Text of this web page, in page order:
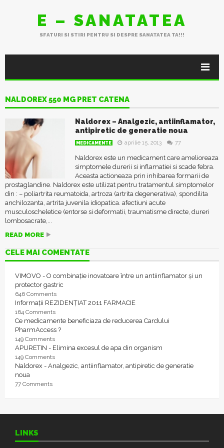
E – SANATATEA
SFATURI SI STIRI PENTRU SI DESPRE SANATATEA TA!!!
NALDOREX 550 MG PRET CATENA
Naldorex – Analgezic, antiinflamator,
antipiretic de generatie noua
MEDICAMENTE aprilie 15, 2013 77
Naldorex este un medicament care amelioreaza
simptomele durerii si inflamatiei si scade febra.
Aceasta actioneaza prin inhibarea formarii de
prostaglandine. Naldorex este utilizat pentru tratamentul simptomelor
din : – poliartrita reumatoida, artroza (artrita degenerativa), spondilita
anchilozanta, artrita juvenila idiopatica. afectiuni acute
musculoscheletice (entorse si deformatii, traumatisme directe, dureri
lombosacrate,...
READ MORE
CELE MAI COMENTATE
VIMOVO - O combinație inovatoare între un antiinflamator și un
protector gastric
646 Comments
Informații REZIDENȚIAT 2011 FARMACIE
164 Comments
Ce medicamente beneficiaza de reducerea Cardului
PharmAccess ?
149 Comments
APURETIN - Elimina excesul de apa din organism
149 Comments
Naldorex - Analgezic, antiinflamator, antipiretic de generatie
noua
77 Comments
LINKS